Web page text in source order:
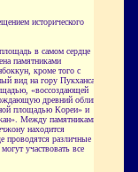
исторического
в самом сердце
памятниками
кроме того с
вид на гору Пукхансан.
«воссоздающей
древний облик
площадью Кореи» и
Между памятниками
находится
проводятся различные
участвовать все